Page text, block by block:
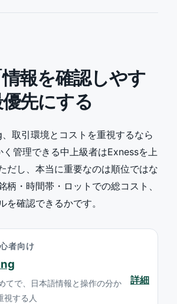
報を確認しやす
先にする
取引環境とコストを重視するなら
く管理できる中上級者はExnessを上
だし、本当に重要なのは順位ではな
柄・時間帯・ロットでの総コスト、
を確認できるかです。
者向け
てで、日本語情報と操作の分か
視する人
詳細